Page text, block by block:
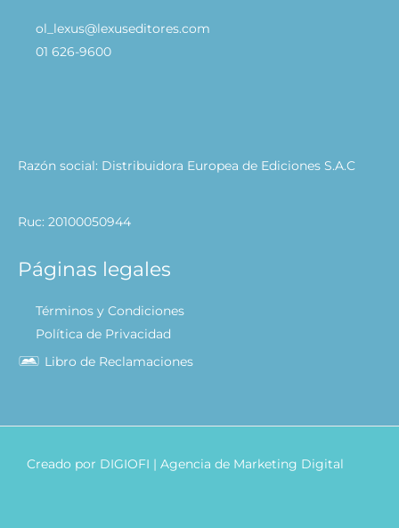
ol_lexus@lexuseditores.com
01 626-9600
Razón social: Distribuidora Europea de Ediciones S.A.C
Ruc: 20100050944
Páginas legales
Términos y Condiciones
Política de Privacidad
Libro de Reclamaciones
Creado por DIGIOFI | Agencia de Marketing Digital